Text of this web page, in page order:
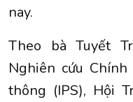
nay.
Theo bà Tuyết
Nghiên cứu
thông (IPS), Hội